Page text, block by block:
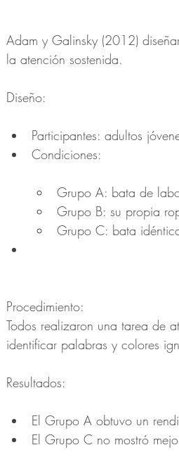
Adam y Galinsky (2012)
la atención sostenida.
Diseño:
Participantes: adultos
Condiciones:
Grupo A: bata de
Grupo B: su propia
Grupo C: bata
Procedimiento:
Todos realizaron una tarea de
identificar palabras y colores
Resultados:
El Grupo A obtuvo un
El Grupo C no mostró